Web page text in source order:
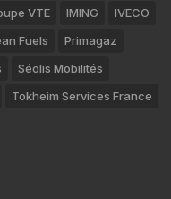
VTE IMING
IVECO
Fuels
Primagaz
Séolis Mobilités
Tokheim Services France